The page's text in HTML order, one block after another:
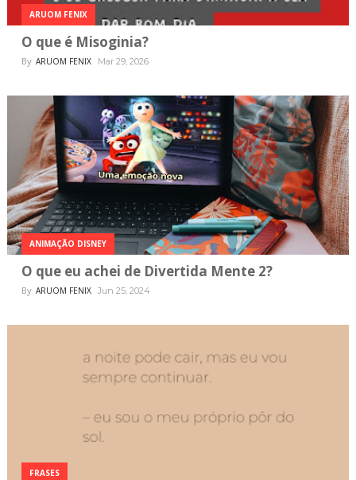
ARUOM FENIX
O que é Misoginia?
By ARUOM FENIX Mar 29, 2026
ANIMAÇÃO DISNEY
O que eu achei de Divertida Mente 2?
By ARUOM FENIX Jun 25, 2024
FRASES